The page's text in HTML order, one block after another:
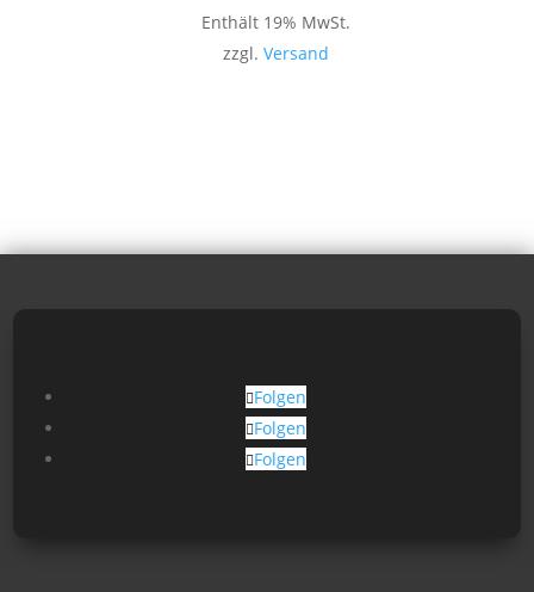
Enthält 19% MwSt.
zzgl. Versand
Folgen
Folgen
Folgen